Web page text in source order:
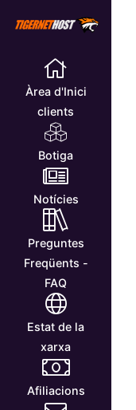
Àrea d'Inici
clients
Botiga
Notícies
Preguntes
Freqüents -
FAQ
Estat de la
xarxa
Afiliacions